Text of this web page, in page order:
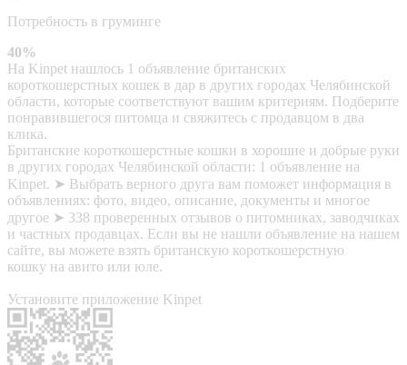
Потребность в груминге
40%
На Kinpet нашлось 1 объявление британских
короткошерстных кошек в дар в других городах Челябинской
области, которые соответствуют вашим критериям. Подберите
понравившегося питомца и свяжитесь с продавцом в два
клика.
Британские короткошерстные кошки в хорошие и добрые руки
в других городах Челябинской области: 1 объявление на
Kinpet. ➤ Выбрать верного друга вам поможет информация в
объявлениях: фото, видео, описание, документы и многое
другое ➤ 338 проверенных отзывов о питомниках, заводчиках
и частных продавцах. Если вы не нашли объявление на нашем
сайте, вы можете взять британскую короткошерстную
кошку на авито или юле.
Установите приложение Kinpet